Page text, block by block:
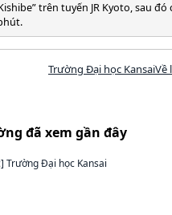
trên tuyến JR Kyoto, sau
Trường Đại học KansaiVề
đã xem gần đây
Trường Đại học Kansai